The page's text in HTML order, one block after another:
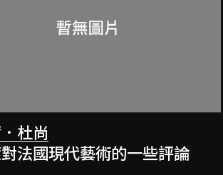
杜尚
法國現代藝術的一些評論